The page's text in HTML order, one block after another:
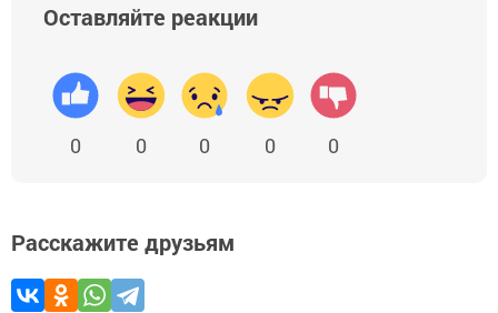
Оставляйте реакции
0 0 0 0 0
Расскажите друзьям